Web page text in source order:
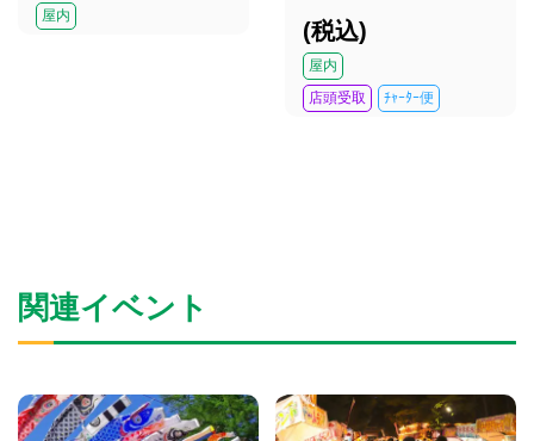
屋内
(税込)
屋内
店頭受取
ﾁｬｰﾀｰ便
関連イベント